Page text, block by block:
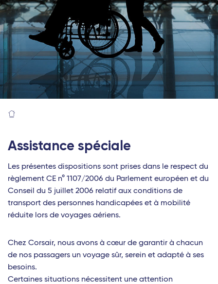
Assistance spéciale
Les présentes dispositions sont prises dans le respect du
règlement CE n° 1107/2006 du Parlement européen et du
Conseil du 5 juillet 2006 relatif aux conditions de
transport des personnes handicapées et à mobilité
réduite lors de voyages aériens.
Chez Corsair, nous avons à cœur de garantir à chacun
de nos passagers un voyage sûr, serein et adapté à ses
besoins.
Certaines situations nécessitent une attention